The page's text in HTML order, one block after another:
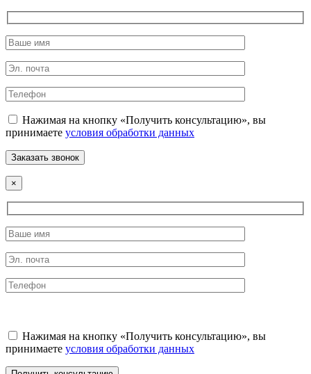
Нажимая на кнопку «Получить консультацию», вы
принимаете условия обработки данных
×
Нажимая на кнопку «Получить консультацию», вы
принимаете условия обработки данных